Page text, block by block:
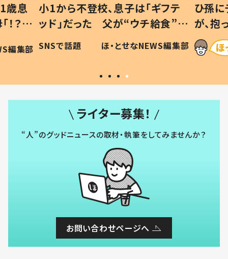
歳息
？」
編集部
小1から不登校、息子は「ギフテ
ッド」だった 父が“ウチ給食”を
作り続ける理由とは #令和の親
#令和の子
SNSで話題 ほ・とせなNEWS編集部
ひ孫
が、
「涙が
い」
ライター募集！
“人”のグッドニュースの取材・執筆をしてみませんか？
お問い合わせページへ